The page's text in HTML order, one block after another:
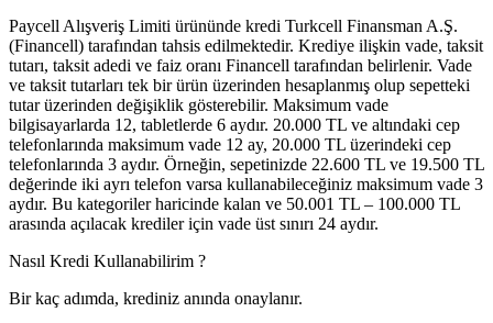
Paycell Alışveriş Limiti ürününde kredi Turkcell Finansman A.Ş.
(Financell) tarafından tahsis edilmektedir. Krediye ilişkin vade, taksit
tutarı, taksit adedi ve faiz oranı Financell tarafından belirlenir. Vade
ve taksit tutarları tek bir ürün üzerinden hesaplanmış olup sepetteki
tutar üzerinden değişiklik gösterebilir. Maksimum vade
bilgisayarlarda 12, tabletlerde 6 aydır. 20.000 TL ve altındaki cep
telefonlarında maksimum vade 12 ay, 20.000 TL üzerindeki cep
telefonlarında 3 aydır. Örneğin, sepetinizde 22.600 TL ve 19.500 TL
değerinde iki ayrı telefon varsa kullanabileceğiniz maksimum vade 3
aydır. Bu kategoriler haricinde kalan ve 50.001 TL – 100.000 TL
arasında açılacak krediler için vade üst sınırı 24 aydır.
Nasıl Kredi Kullanabilirim ?
Bir kaç adımda, krediniz anında onaylanır.